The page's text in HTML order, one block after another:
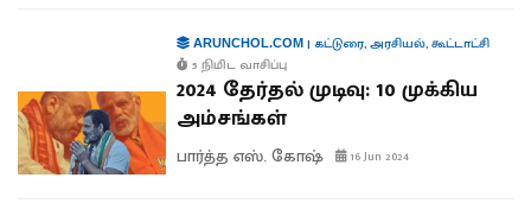
ARUNCHOL.COM| கட்டுரை,அரசியல்,கூட்டாட்சி
5 நிமிட வாசிப்பு
2024 தேர்தல் முடிவு: 10 முக்கிய
அம்சங்கள்
பார்த்த எஸ். கோஷ் 16 Jun 2024